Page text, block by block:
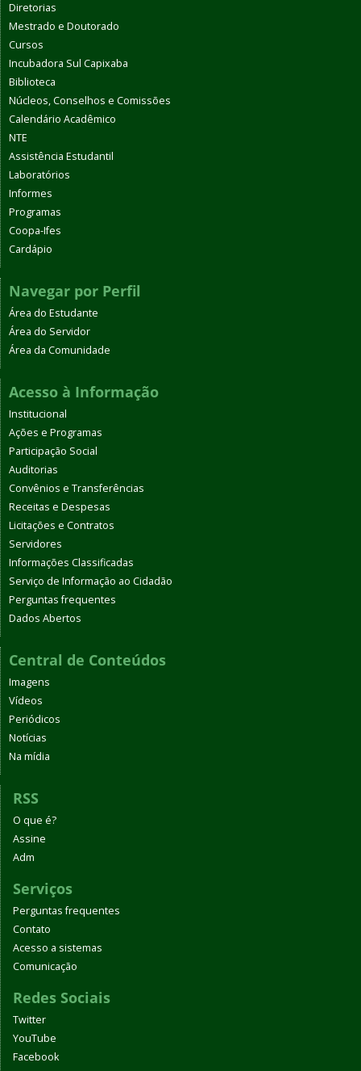
Diretorias
Mestrado e Doutorado
Cursos
Incubadora Sul Capixaba
Biblioteca
Núcleos, Conselhos e Comissões
Calendário Acadêmico
NTE
Assistência Estudantil
Laboratórios
Informes
Programas
Coopa-Ifes
Cardápio
Navegar por Perfil
Área do Estudante
Área do Servidor
Área da Comunidade
Acesso à Informação
Institucional
Ações e Programas
Participação Social
Auditorias
Convênios e Transferências
Receitas e Despesas
Licitações e Contratos
Servidores
Informações Classificadas
Serviço de Informação ao Cidadão
Perguntas frequentes
Dados Abertos
Central de Conteúdos
Imagens
Vídeos
Periódicos
Notícias
Na mídia
RSS
O que é?
Assine
Adm
Serviços
Perguntas frequentes
Contato
Acesso a sistemas
Comunicação
Redes Sociais
Twitter
YouTube
Facebook